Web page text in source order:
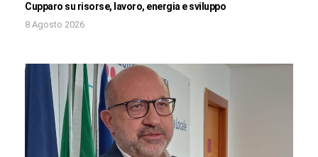
Cupparo su risorse, lavoro, energia e sviluppo
8 Agosto 2026